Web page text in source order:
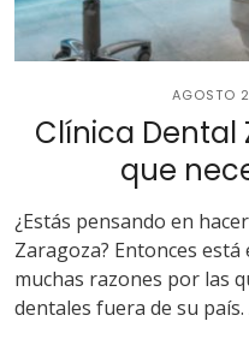
AGOSTO
Clínica Dental
que
¿Estás pensando en
Zaragoza? Entonces
muchas razones por las
dentales fuera de su país.